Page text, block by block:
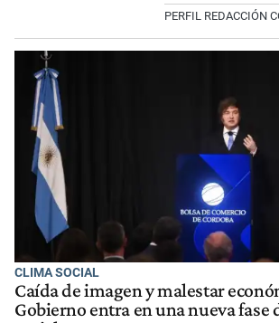
PERFIL REDACCIÓN
CLIMA SOCIAL
Caída de imagen y malestar
Gobierno entra en una nueva fase